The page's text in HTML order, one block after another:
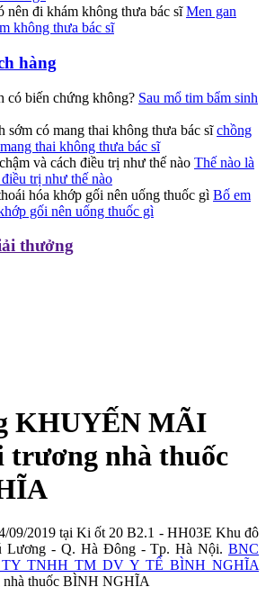
Men gan
không thưa bác sĩ
hàng
Sau mổ tim bẩm sinh
chồng
thai không thưa bác sĩ
Thế nào là
trị như thế nào
Bố em
gối nên uống thuốc gì
thưởng
KHUYẾN MÃI
trương nhà thuốc
09/2019 tại Ki ốt 20 B2.1 - HH03E Khu đô
Lương - Q. Hà Đông - Tp. Hà Nội. BNC
TY TNHH TM DV Y TẾ BÌNH NGHĨA
nhà thuốc BÌNH NGHĨA